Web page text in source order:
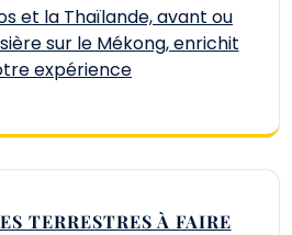
et la Thaïlande, avant ou
sur le Mékong, enrichit
expérience
TERRESTRES À FAIRE